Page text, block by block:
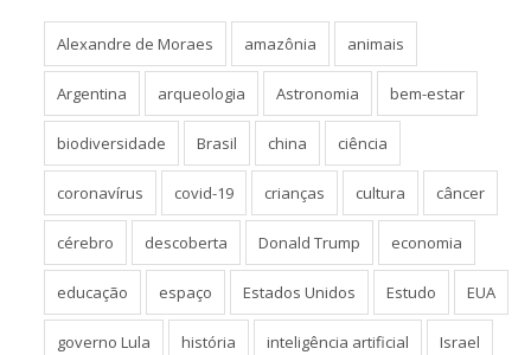
Alexandre de Moraes amazônia animais
Argentina arqueologia Astronomia bem-estar
biodiversidade Brasil china ciência
coronavírus covid-19 crianças cultura câncer
cérebro descoberta Donald Trump economia
educação espaço Estados Unidos Estudo EUA
governo Lula história inteligência artificial Israel